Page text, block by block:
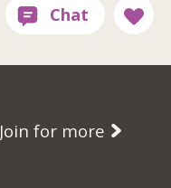
Join for more